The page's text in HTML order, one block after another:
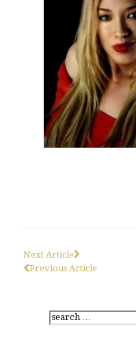
Next Article
Previous Article